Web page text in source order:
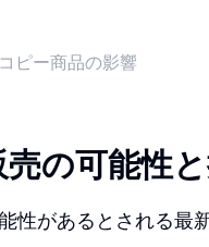
ピー商品の影響
の可能性
性があるとされる最